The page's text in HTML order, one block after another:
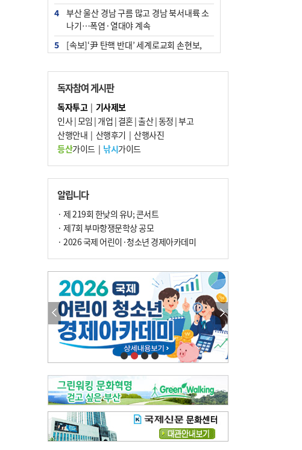
4
부산 울산 경남 구름 많고 경남 북서내륙 소
나기…폭염·열대야 계속
5
[속보]‘尹 탄핵 반대’ 세계로교회 손현보,
군사기밀 유출자 색출 지시
7
부산 주유소 휘발유 평균가 ℓ당 1849원…
전주보다 3원 ↓
8
[속보] ‘심판 성접대’ 논란 축구협회 공식 사
과…“현재는 부적절 행위 없어”
사망
독자참여 게시판
독자투고| 기사제보
인사|모임 | 개업 | 결혼|출산|동정 |부고
산행안내 | 산행후기 | 산행사진
등산가이드| 낚시가이드
알립니다
· 제 219회 한낮의 유U; 콘서트
· 제7회 부마항쟁문학상 공모
· 2026 국제 어린이·청소년 경제아카데미